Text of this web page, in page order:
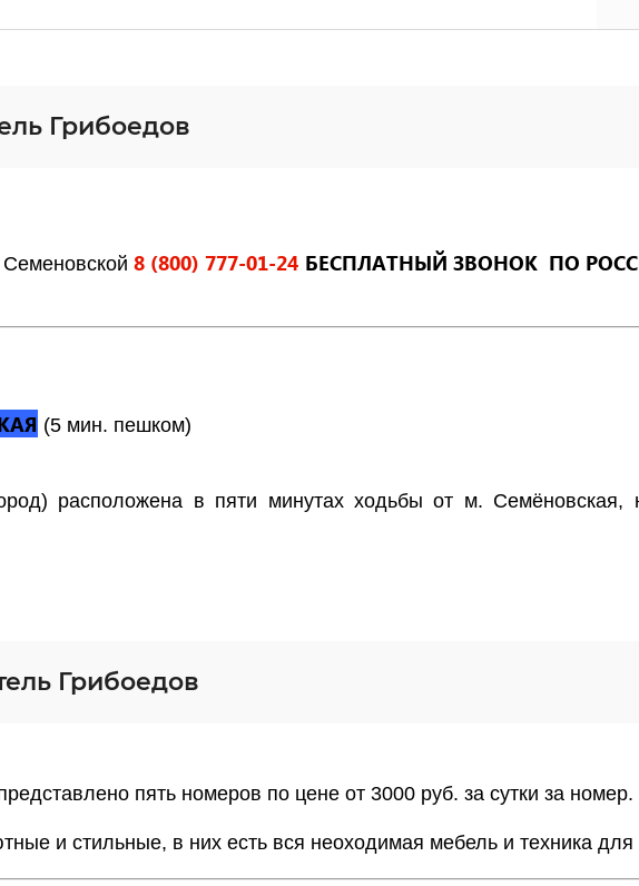
Грибоедов
Семеновской8 (800) 777-01-24 БЕСПЛАТНЫЙ ЗВОНОК ПО
(5 мин. пешком)
расположена в пяти минутах ходьбы от м. Семёновская,
Грибоедов
пять номеров по цене от 3000 руб. за сутки за номер.
и стильные, в них есть вся неоходимая мебель и техника